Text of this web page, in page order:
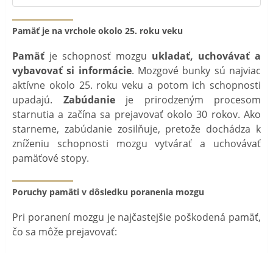
Pamäť je na vrchole okolo 25. roku veku
Pamäťje schopnosť mozgu ukladať, uchovávať a
vybavovať si informácie. Mozgové bunky sú najviac
aktívne okolo 25. roku veku a potom ich schopnosti
upadajú. Zabúdanieje prirodzeným procesom
starnutia a začína sa prejavovať okolo 30 rokov. Ako
starneme, zabúdanie zosilňuje, pretože dochádza k
zníženiu schopnosti mozgu vytvárať a uchovávať
pamäťové stopy.
Poruchy pamäti v dôsledku poranenia mozgu
Pri poranení mozgu je najčastejšie poškodená pamäť,
čo sa môže prejavovať: